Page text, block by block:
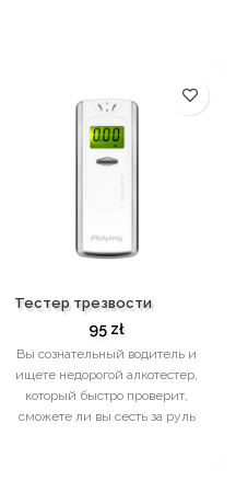
Тестер трезвости
95 zł
Вы сознательный водитель и
ищете недорогой алкотестер,
который быстро проверит,
сможете ли вы сесть за руль